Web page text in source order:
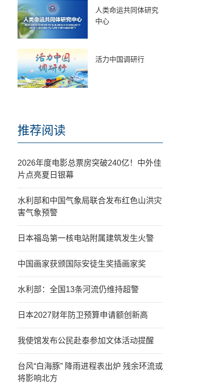
人类命运共同体研究
中心
活力中国调研行
推荐阅读
2026年度电影总票房突破240亿！中外佳
片点亮夏日银幕
水利部和中国气象局联合发布红色山洪灾
害气象预警
日本福岛第一核电站附属建筑发生火警
中国画家获颁国际安徒生奖插画家奖
水利部：全国13条河流仍维持超警
日本2027财年防卫预算申请额创新高
我使馆发布公民赴泰参加文体活动提醒
台风“白海豚” 降雨进程表出炉 残余环流或
将影响北方